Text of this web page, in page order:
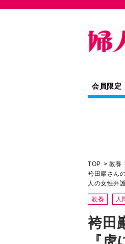
会員限定
袴田
『虎
と、
の女